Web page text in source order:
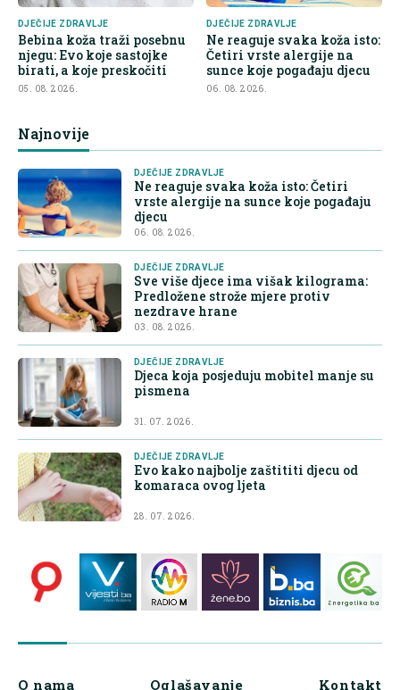
DJEČIJE ZDRAVLJE
Bebina koža traži posebnu
njegu: Evo koje sastojke
birati, a koje preskočiti
05. 08. 2026.
DJEČIJE ZDRAVLJE
Ne reaguje svaka koža isto:
Četiri vrste alergije na
sunce koje pogađaju djecu
06. 08. 2026.
Najnovije
DJEČIJE ZDRAVLJE
Ne reaguje svaka koža isto: Četiri
vrste alergije na sunce koje pogađaju
djecu
06. 08. 2026.
DJEČIJE ZDRAVLJE
Sve više djece ima višak kilograma:
Predložene strože mjere protiv
nezdrave hrane
03. 08. 2026.
DJEČIJE ZDRAVLJE
Djeca koja posjeduju mobitel manje su
pismena
31. 07. 2026.
DJEČIJE ZDRAVLJE
Evo kako najbolje zaštititi djecu od
komaraca ovog ljeta
28. 07. 2026.
O nama Oglašavanje Kontakt